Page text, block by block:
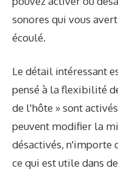
sonores qui vous
écoulé.
Le détail intéressant
pensé à la flexibilité
de l'hôte » sont
peuvent modifier la
désactivés, n'importe
ce qui est utile dans